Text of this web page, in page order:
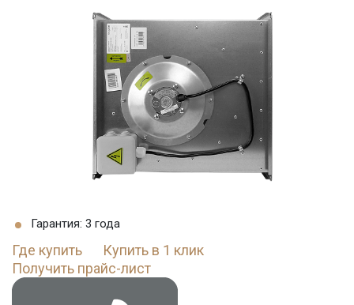
Гарантия: 3 года
Где купить
Купить в 1 клик
Получить прайс-лист